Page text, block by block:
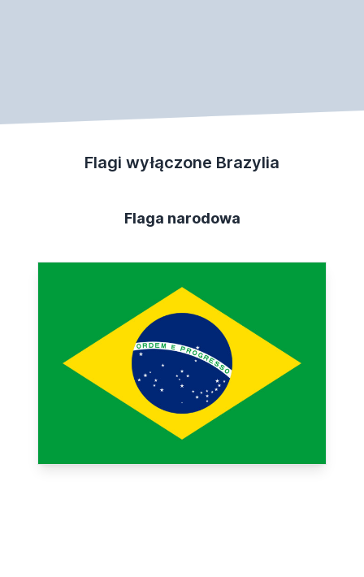
Flagi wyłączone Brazylia
Flaga narodowa